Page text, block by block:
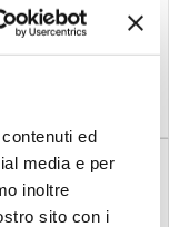
ed
media e per
inoltre
sito con i
€